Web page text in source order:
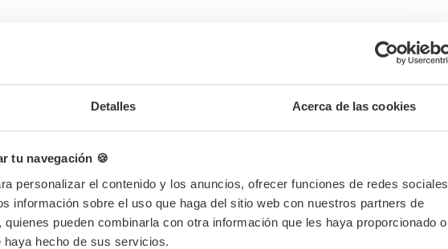
Detalles Acerca de las cookies
tu navegación 🍪
personalizar el contenido y los anuncios, ofrecer funciones de redes sociales
información sobre el uso que haga del sitio web con nuestros partners de
pueden combinarla con otra información que les haya proporcionado o
hecho de sus servicios.
Completa tu pedido